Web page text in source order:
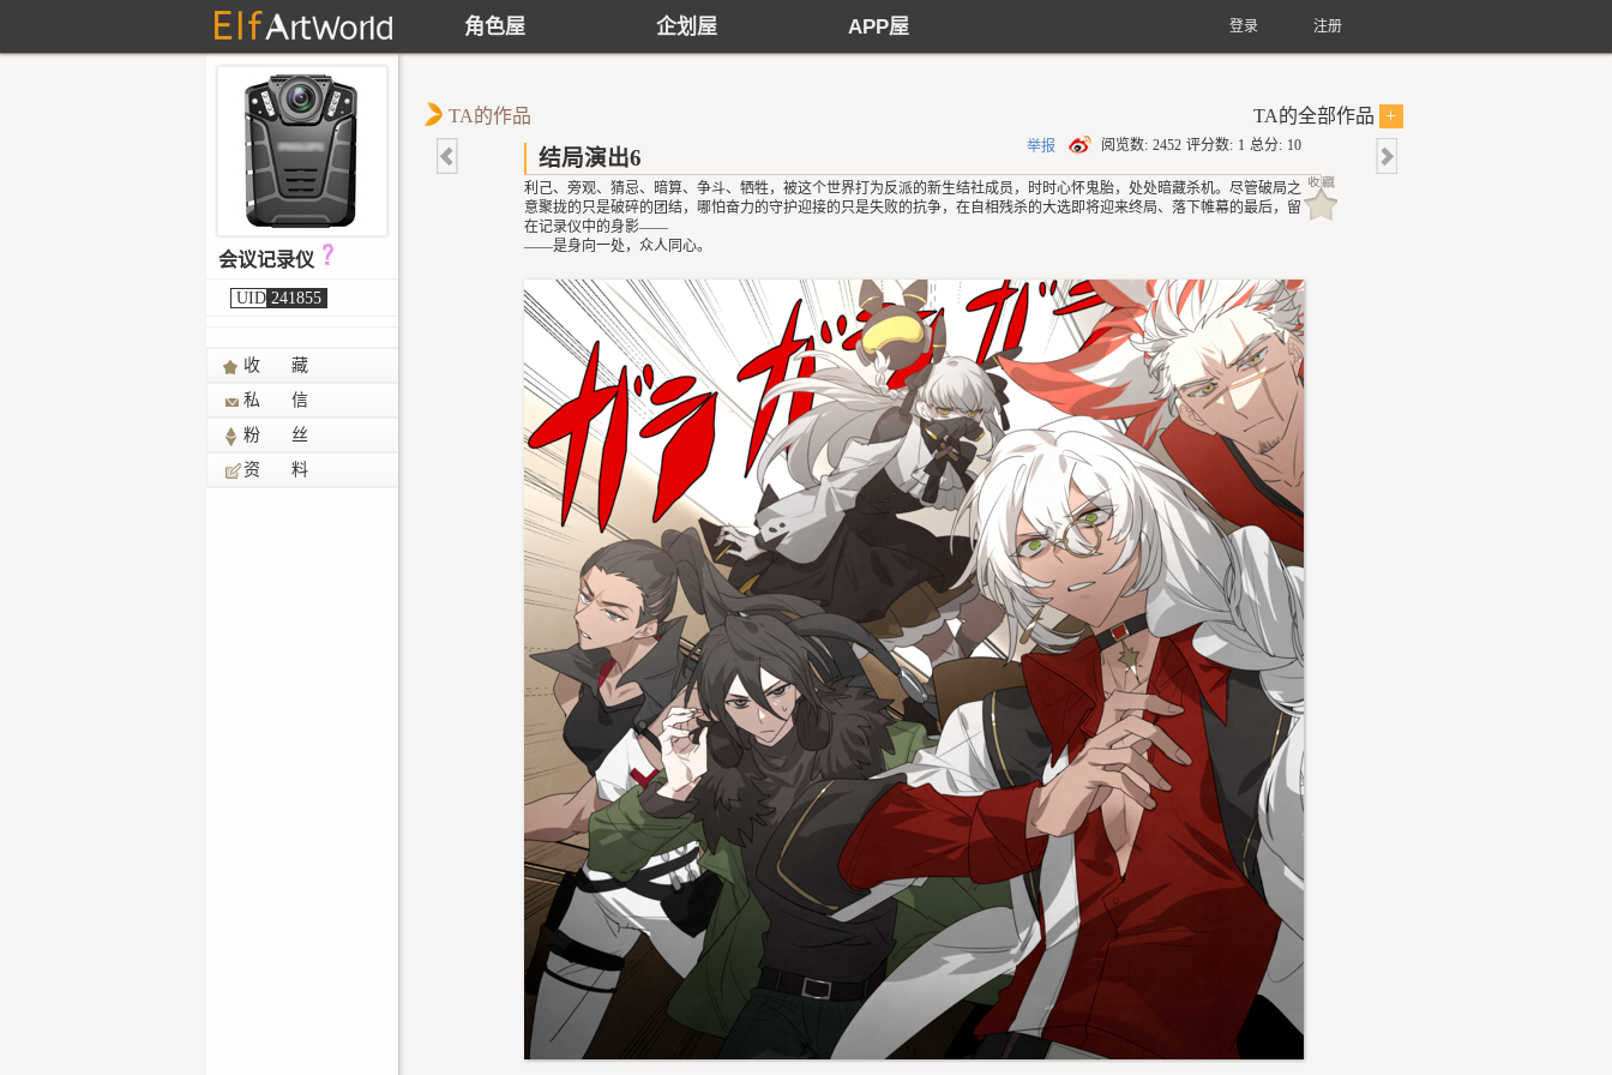
角色屋 企划屋 APP屋 注册
登录
会议记录仪
UID 241855
收 藏
私 信
粉 丝
资 料
TA的作品 TA的全部作品 +
结局演出6 阅览数: 2452 评分数: 1 总分: 10
举报
利己、旁观、猜忌、暗算、争斗、牺牲，被这个世界打为反派的新生结社成员，时时心怀鬼胎，处处暗藏杀机。尽管破局之
意聚拢的只是破碎的团结，哪怕奋力的守护迎接的只是失败的抗争，在自相残杀的大选即将迎来终局、落下帷幕的最后，留
在记录仪中的身影——
——是身向一处，众人同心。